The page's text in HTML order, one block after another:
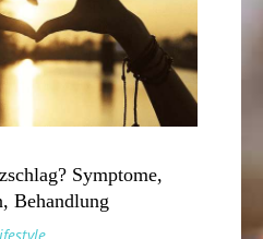
Symptome,
Behandlung